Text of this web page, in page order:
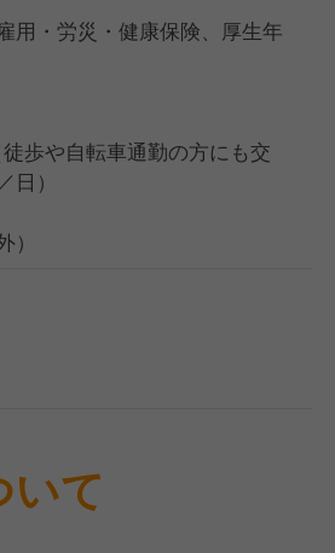
用・労災・健康保険、厚生年
歩や自転車通勤の方にも交
）
いて